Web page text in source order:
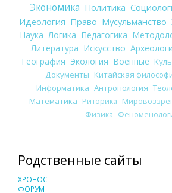
Экономика Политика
Идеология Право Мусульманство
Наука Логика Педагогика
Литература Искусство
География Экология Военные
Документы Китайская
Информатика Антропология
Математика Риторика
Физика
Родственные сайты
ХРОНОС
ФОРУМ